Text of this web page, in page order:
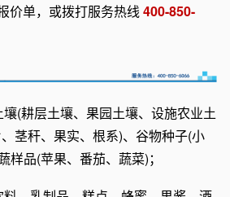
价单，或拨打服务热线400-850-
(耕层土壤、果园土壤、设施农业土
茎秆、果实、根系)、谷物种子(小
样品(苹果、番茄、蔬菜)；